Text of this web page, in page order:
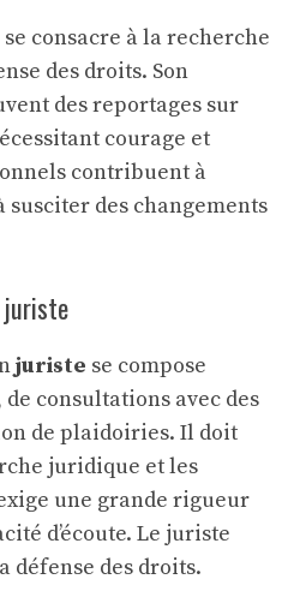
consacre à la recherche
des droits. Son
des reportages sur
courage et
contribuent à
des changements
juriste
juriste se compose
de consultations avec des
de plaidoiries. Il doit
juridique et les
une grande rigueur
d’écoute. Le juriste
défense des droits.